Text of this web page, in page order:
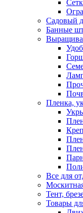
Садовый
Банные
Пленка,
Все для
Тент,
Товары